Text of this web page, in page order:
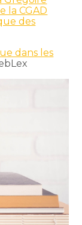
la CGAD
des
dans les